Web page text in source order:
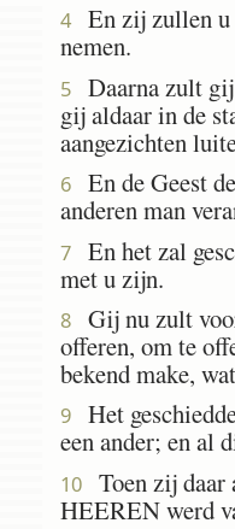
4 En zij zullen u
nemen.
5
Daarna zult
gij aldaar in de
aangezichten
6
En de Geest
anderen man
7
En het zal
met u zijn.
8
Gij nu zult
offeren, om te
bekend make,
9 Het
een ander; en al
10 Toen zij daar
HEEREN werd